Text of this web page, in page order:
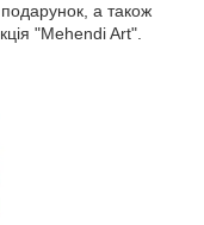
а також
"Mehendi Art".